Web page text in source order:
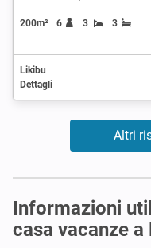
200m² 6 3 3
Likibu
Dettagli
Altri
Informazioni
casa vacanze a